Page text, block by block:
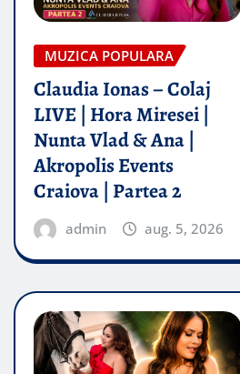
MUZICA POPULARA
Claudia Ionas – Colaj
LIVE | Hora Miresei |
Nunta Vlad & Ana |
Akropolis Events
Craiova | Partea 2
admin aug. 5, 2026